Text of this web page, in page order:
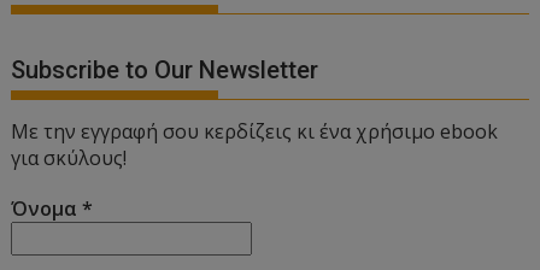
Subscribe to Our Newsletter
Με την εγγραφή σου κερδίζεις κι ένα χρήσιμο ebook
για σκύλους!
Όνομα*